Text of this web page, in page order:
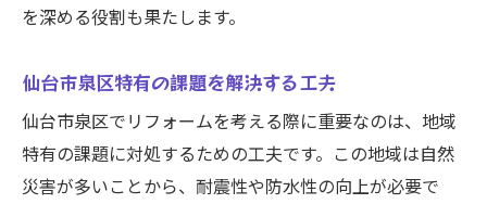
を深める役割も果たします。
仙台市泉区特有の課題を解決する工夫
仙台市泉区でリフォームを考える際に重要なのは、地域
特有の課題に対処するための工夫です。この地域は自然
災害が多いことから、耐震性や防水性の向上が必要で